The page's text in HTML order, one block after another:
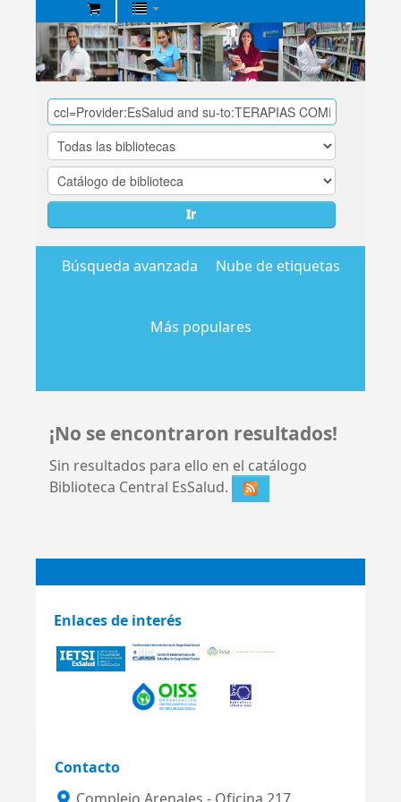
Biblioteca
Central
EsSalud
Ir
Búsqueda avanzada Nube de etiquetas
Más populares
¡No se encontraron resultados!
Sin resultados para ello en el catálogo
Biblioteca Central EsSalud.
Enlaces de interés
Contacto